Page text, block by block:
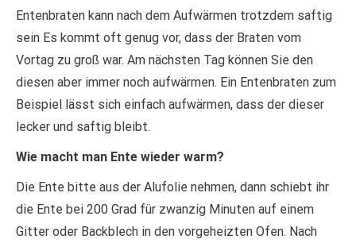
Entenbraten kann nach dem Aufwärmen trotzdem saftig
sein Es kommt oft genug vor, dass der Braten vom
Vortag zu groß war. Am nächsten Tag können Sie den
diesen aber immer noch aufwärmen. Ein Entenbraten zum
Beispiel lässt sich einfach aufwärmen, dass der dieser
lecker und saftig bleibt.
Wie macht man Ente wieder warm?
Die Ente bitte aus der Alufolie nehmen, dann schiebt ihr
die Ente bei 200 Grad für zwanzig Minuten auf einem
Gitter oder Backblech in den vorgeheizten Ofen. Nach